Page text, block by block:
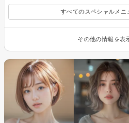
すべてのスペシャルメニ
その他の情報を表